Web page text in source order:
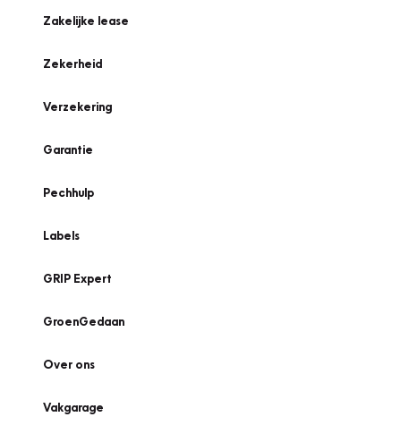
Zakelijke lease
Zekerheid
Verzekering
Garantie
Pechhulp
Labels
GRIP Expert
GroenGedaan
Over ons
Vakgarage